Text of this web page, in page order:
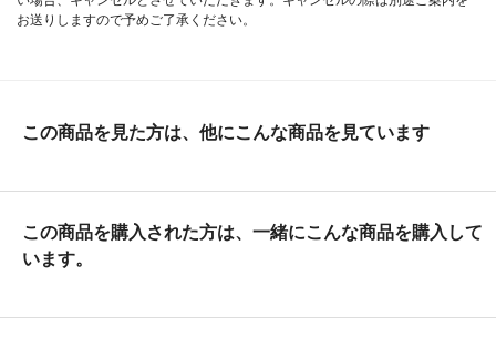
お送りしますので予めご了承ください。
この商品を見た方は、他にこんな商品を見ています
この商品を購入された方は、一緒にこんな商品を購入して
います。